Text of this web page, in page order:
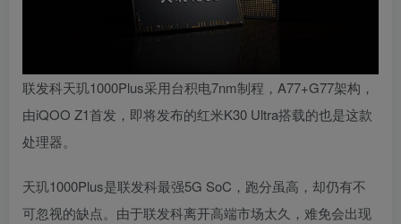
联发科天玑1000Plus采用台积电7nm制程，A77+G77架构，
由iQOO Z1首发，即将发布的红米K30 Ultra搭载的也是这款
处理器。
天玑1000Plus是联发科最强5G SoC，跑分虽高，却仍有不
可忽视的缺点。由于联发科离开高端市场太久，难免会出现